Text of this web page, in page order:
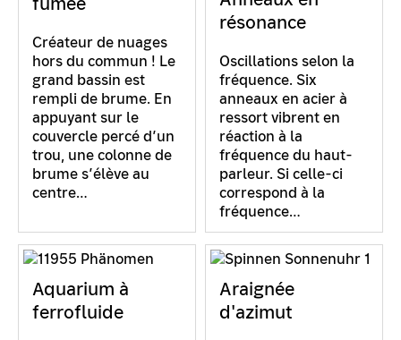
Créateur de nuages
hors du commun ! Le
grand bassin est
rempli de brume. En
appuyant sur le
couvercle percé d’un
trou, une colonne de
brume s’élève au
centre…
résonance
Oscillations selon la
fréquence. Six
anneaux en acier à
ressort vibrent en
réaction à la
fréquence du haut-
parleur. Si celle-ci
correspond à la
fréquence…
Aquarium à
ferrofluide
Araignée
d'azimut